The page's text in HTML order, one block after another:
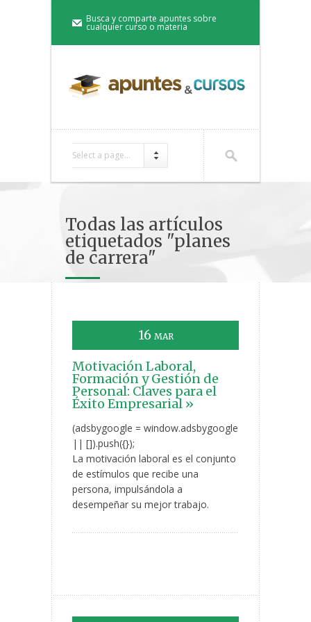
Busca y comparte apuntes sobre
cualquier curso o materia
Select a page...
Todas las artículos
etiquetados "planes
de carrera"
16 MAR
Motivación Laboral,
Formación y Gestión de
Personal: Claves para el
Éxito Empresarial »
(adsbygoogle = window.adsbygoogle
|| []).push({});
La motivación laboral es el conjunto
de estímulos que recibe una
persona, impulsándola a
desempeñar su mejor trabajo.